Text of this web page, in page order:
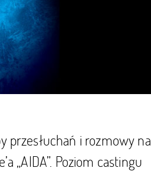
przesłuchań i rozmowy na
„AIDA”. Poziom castingu